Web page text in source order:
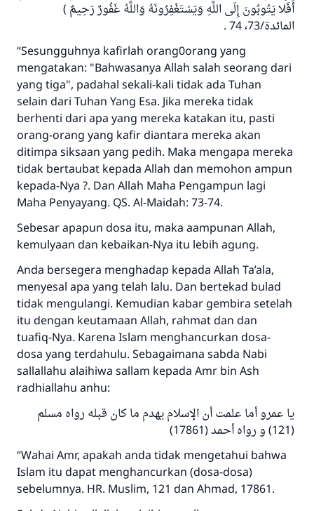
أَفَلا يَتُوبُونَ إِلَى اللَّهِ وَيَسْتَغْفِرُونَهُ وَاللَّهُ غَفُورٌ رَحِيمٌ )
المائدة/73، 74 .
“Sesungguhnya kafirlah orang0orang yang
mengatakan: "Bahwasanya Allah salah seorang dari
yang tiga", padahal sekali-kali tidak ada Tuhan
selain dari Tuhan Yang Esa. Jika mereka tidak
berhenti dari apa yang mereka katakan itu, pasti
orang-orang yang kafir diantara mereka akan
ditimpa siksaan yang pedih. Maka mengapa mereka
tidak bertaubat kepada Allah dan memohon ampun
kepada-Nya ?. Dan Allah Maha Pengampun lagi
Maha Penyayang. QS. Al-Maidah: 73-74.
Sebesar apapun dosa itu, maka aampunan Allah,
kemulyaan dan kebaikan-Nya itu lebih agung.
Anda bersegera menghadap kepada Allah Ta’ala,
menyesal apa yang telah lalu. Dan bertekad bulad
tidak mengulangi. Kemudian kabar gembira setelah
itu dengan keutamaan Allah, rahmat dan dan
tuafiq-Nya. Karena Islam menghancurkan dosa-
dosa yang terdahulu. Sebagaimana sabda Nabi
sallallahu alaihiwa sallam kepada Amr bin Ash
radhiallahu anhu:
يا عمرو أما علمت أن الإسلام يهدم ما كان قبله رواه مسلم
(121) و رواه أحمد (17861)
“Wahai Amr, apakah anda tidak mengetahui bahwa
Islam itu dapat menghancurkan (dosa-dosa)
sebelumnya. HR. Muslim, 121 dan Ahmad, 17861.